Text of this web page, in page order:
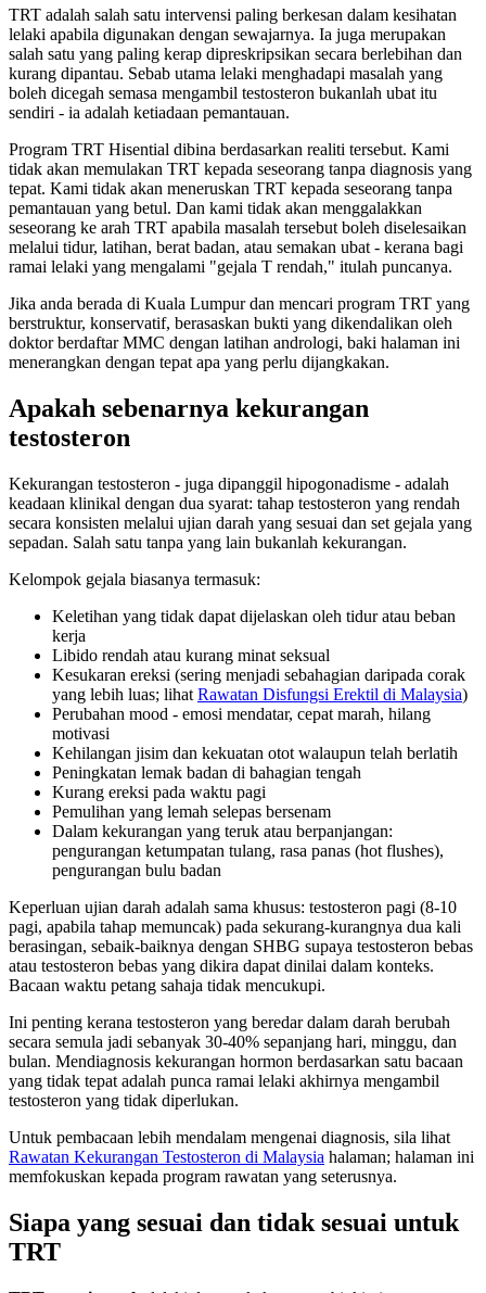
TRT adalah salah satu intervensi paling berkesan dalam kesihatan
lelaki apabila digunakan dengan sewajarnya. Ia juga merupakan
salah satu yang paling kerap dipreskripsikan secara berlebihan dan
kurang dipantau. Sebab utama lelaki menghadapi masalah yang
boleh dicegah semasa mengambil testosteron bukanlah ubat itu
sendiri - ia adalah ketiadaan pemantauan.
Program TRT Hisential dibina berdasarkan realiti tersebut. Kami
tidak akan memulakan TRT kepada seseorang tanpa diagnosis yang
tepat. Kami tidak akan meneruskan TRT kepada seseorang tanpa
pemantauan yang betul. Dan kami tidak akan menggalakkan
seseorang ke arah TRT apabila masalah tersebut boleh diselesaikan
melalui tidur, latihan, berat badan, atau semakan ubat - kerana bagi
ramai lelaki yang mengalami "gejala T rendah," itulah puncanya.
Jika anda berada di Kuala Lumpur dan mencari program TRT yang
berstruktur, konservatif, berasaskan bukti yang dikendalikan oleh
doktor berdaftar MMC dengan latihan andrologi, baki halaman ini
menerangkan dengan tepat apa yang perlu dijangkakan.
Apakah sebenarnya kekurangan
testosteron
Kekurangan testosteron - juga dipanggil hipogonadisme - adalah
keadaan klinikal dengan dua syarat: tahap testosteron yang rendah
secara konsisten melalui ujian darah yang sesuai dan set gejala yang
sepadan. Salah satu tanpa yang lain bukanlah kekurangan.
Kelompok gejala biasanya termasuk:
Keletihan yang tidak dapat dijelaskan oleh tidur atau beban
kerja
Libido rendah atau kurang minat seksual
Kesukaran ereksi (sering menjadi sebahagian daripada corak
yang lebih luas; lihat Rawatan Disfungsi Erektil di Malaysia)
Perubahan mood - emosi mendatar, cepat marah, hilang
motivasi
Kehilangan jisim dan kekuatan otot walaupun telah berlatih
Peningkatan lemak badan di bahagian tengah
Kurang ereksi pada waktu pagi
Pemulihan yang lemah selepas bersenam
Dalam kekurangan yang teruk atau berpanjangan:
pengurangan ketumpatan tulang, rasa panas (hot flushes),
pengurangan bulu badan
Keperluan ujian darah adalah sama khusus: testosteron pagi (8-10
pagi, apabila tahap memuncak) pada sekurang-kurangnya dua kali
berasingan, sebaik-baiknya dengan SHBG supaya testosteron bebas
atau testosteron bebas yang dikira dapat dinilai dalam konteks.
Bacaan waktu petang sahaja tidak mencukupi.
Ini penting kerana testosteron yang beredar dalam darah berubah
secara semula jadi sebanyak 30-40% sepanjang hari, minggu, dan
bulan. Mendiagnosis kekurangan hormon berdasarkan satu bacaan
yang tidak tepat adalah punca ramai lelaki akhirnya mengambil
testosteron yang tidak diperlukan.
Untuk pembacaan lebih mendalam mengenai diagnosis, sila lihat
Rawatan Kekurangan Testosteron di Malaysia halaman; halaman ini
memfokuskan kepada program rawatan yang seterusnya.
Siapa yang sesuai dan tidak sesuai untuk
TRT